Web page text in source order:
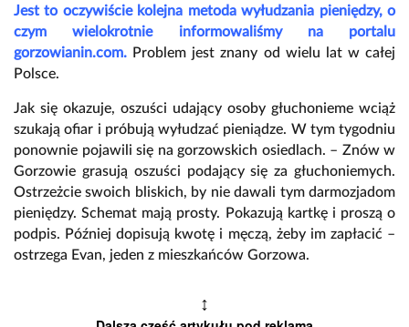
Jest to oczywiście kolejna metoda wyłudzania pieniędzy, o
czym wielokrotnie informowaliśmy na portalu
gorzowianin.com. Problem jest znany od wielu lat w całej
Polsce.
Jak się okazuje, oszuści udający osoby głuchonieme wciąż
szukają ofiar i próbują wyłudzać pieniądze. W tym tygodniu
ponownie pojawili się na gorzowskich osiedlach. – Znów w
Gorzowie grasują oszuści podający się za głuchoniemych.
Ostrzeżcie swoich bliskich, by nie dawali tym darmozjadom
pieniędzy. Schemat mają prosty. Pokazują kartkę i proszą o
podpis. Później dopisują kwotę i męczą, żeby im zapłacić –
ostrzega Evan, jeden z mieszkańców Gorzowa.
↕